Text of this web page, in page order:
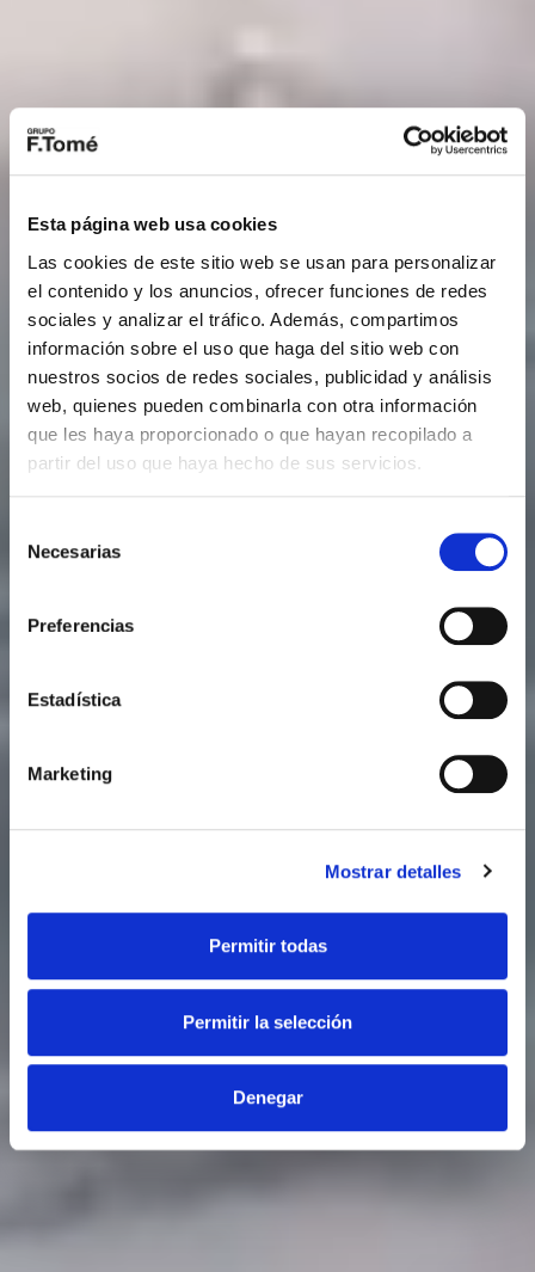
Esta página web usa cookies
Las cookies de este sitio web se usan para personalizar
el contenido y los anuncios, ofrecer funciones de redes
sociales y analizar el tráfico. Además, compartimos
información sobre el uso que haga del sitio web con
nuestros socios de redes sociales, publicidad y análisis
web, quienes pueden combinarla con otra información
que les haya proporcionado o que hayan recopilado a
partir del uso que haya hecho de sus servicios.
Necesarias
Preferencias
Estadística
Marketing
Mostrar detalles
Permitir todas
Permitir la selección
Denegar